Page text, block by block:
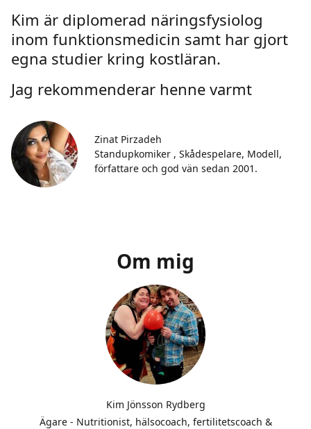
Kim är diplomerad näringsfysiolog
inom funktionsmedicin samt har gjort
egna studier kring kostläran.
Jag rekommenderar henne varmt
Zinat Pirzadeh
Standupkomiker , Skådespelare, Modell,
författare och god vän sedan 2001.
Om mig
Kim Jönsson Rydberg
Ägare - Nutritionist, hälsocoach, fertilitetscoach &